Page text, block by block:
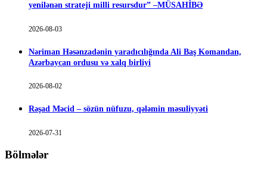
yenilənən strateji milli resursdur” –MÜSAHİBƏ
2026-08-03
Nəriman Həsənzadənin yaradıcılığında Ali Baş Komandan,
Azərbaycan ordusu və xalq birliyi
2026-08-02
Rəşad Məcid – sözün nüfuzu, qələmin məsuliyyəti
2026-07-31
Bölmələr